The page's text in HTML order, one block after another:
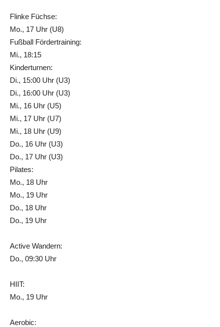
Flinke Füchse:
Mo., 17 Uhr (U8)
Fußball Fördertraining:
Mi., 18:15
Kinderturnen:
Di., 15:00 Uhr (U3)
Di., 16:00 Uhr (U3)
Mi., 16 Uhr (U5)
Mi., 17 Uhr (U7)
Mi., 18 Uhr (U9)
Do., 16 Uhr (U3)
Do., 17 Uhr (U3)
Pilates:
Mo., 18 Uhr
Mo., 19 Uhr
Do., 18 Uhr
Do., 19 Uhr
Active Wandern:
Do., 09:30 Uhr
HIIT:
Mo., 19 Uhr
Aerobic: